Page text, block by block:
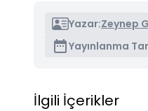
Yazar:Zeynep
Yayınlanma
İlgili İçerikler